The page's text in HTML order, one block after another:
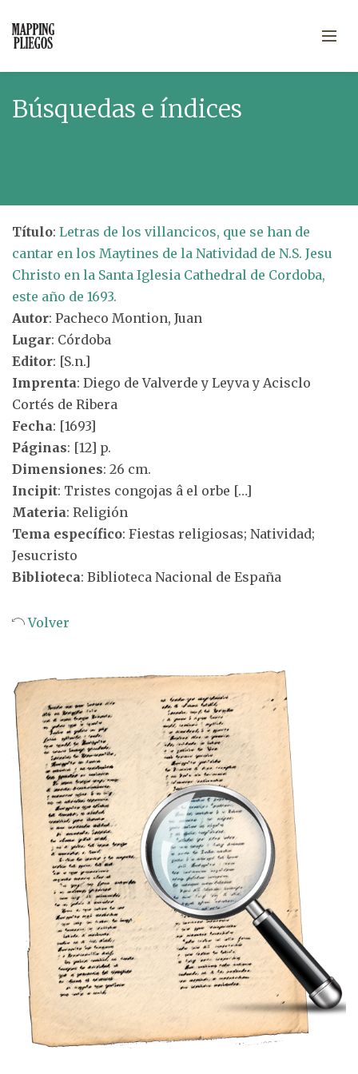
Búsquedas e índices
Título: Letras de los villancicos, que se han de
cantar en los Maytines de la Natividad de N.S. Jesu
Christo en la Santa Iglesia Cathedral de Cordoba,
este año de 1693.
Autor: Pacheco Montion, Juan
Lugar: Córdoba
Editor: [S.n.]
Imprenta: Diego de Valverde y Leyva y Acisclo
Cortés de Ribera
Fecha: [1693]
Páginas: [12] p.
Dimensiones: 26 cm.
Incipit: Tristes congojas â el orbe […]
Materia: Religión
Tema específico: Fiestas religiosas; Natividad;
Jesucristo
Biblioteca: Biblioteca Nacional de España
Volver